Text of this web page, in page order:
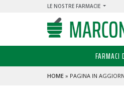
LE NOSTRE FARMACIE
FARMACI
HOME» PAGINA IN